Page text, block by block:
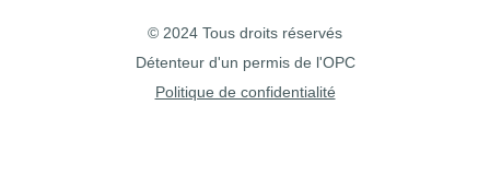
© 2024 Tous droits réservés
Détenteur d'un permis de l'OPC
Politique de confidentialité